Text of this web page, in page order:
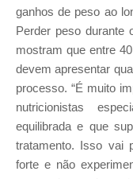
ganhos de peso ao
Perder peso durante
mostram que entre
devem apresentar
processo. “É muito
nutricionistas
equilibrada e que
tratamento. Isso vai
forte e não